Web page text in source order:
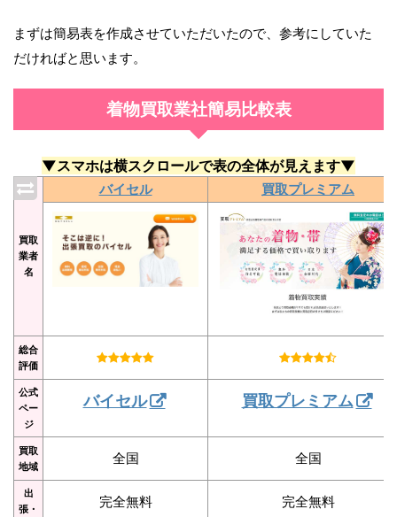
まずは簡易表を作成させていただいたので、参考にしていた
だければと思います。
着物買取業社簡易比較表
▼スマホは横スクロールで表の全体が見えます▼
買取
業者
名
バイセル 買取プレミアム
総合
評価
公式
ペー
ジ
バイセル 買取プレミアム
買取
地域
全国 全国
出
張・
完全無料 完全無料